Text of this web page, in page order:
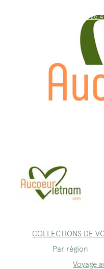
WhatsApp:
COLLECTIONS DE
Par région
Voyage